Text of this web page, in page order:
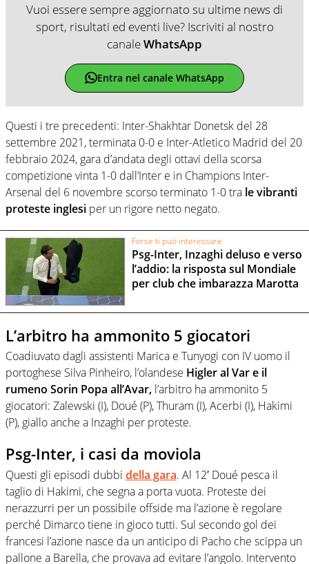
Vuoi essere sempre aggiornato su ultime news di
sport, risultati ed eventi live? Iscriviti al nostro
canaleWhatsApp
Entra nel canale WhatsApp
Questi i tre precedenti: Inter-Shakhtar Donetsk del 28
settembre 2021, terminata 0-0 e Inter-Atletico Madrid del 20
febbraio 2024, gara d’andata degli ottavi della scorsa
competizione vinta 1-0 dall’Inter e in Champions Inter-
Arsenal del 6 novembre scorso terminato 1-0 tra le vibranti
proteste inglesi per un rigore netto negato.
Forse ti può interessare
Psg-Inter, Inzaghi deluso e verso
l’addio: la risposta sul Mondiale
per club che imbarazza Marotta
L’arbitro ha ammonito 5 giocatori
Coadiuvato dagli assistenti Marica e Tunyogi con IV uomo il
portoghese Silva Pinheiro, l’olandese Higler al Var e il
rumeno Sorin Popa all’Avar, l’arbitro ha ammonito 5
giocatori: Zalewski (I), Doué (P), Thuram (I), Acerbi (I), Hakimi
(P), giallo anche a Inzaghi per proteste.
Psg-Inter, i casi da moviola
Questi gli episodi dubbi della gara. Al 12′ Doué pesca il
taglio di Hakimi, che segna a porta vuota. Proteste dei
nerazzurri per un possibile offside ma l’azione è regolare
perché Dimarco tiene in gioco tutti. Sul secondo gol dei
francesi l’azione nasce da un anticipo di Pacho che scippa un
pallone a Barella, che provava ad evitare l’angolo. Intervento